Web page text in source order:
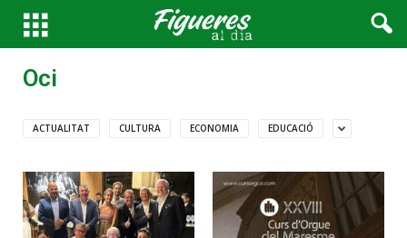
Oci
ACTUALITAT CULTURA ECONOMIA EDUCACIÓ